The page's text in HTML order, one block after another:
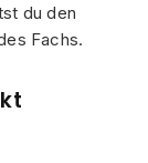
du den
Fachs.